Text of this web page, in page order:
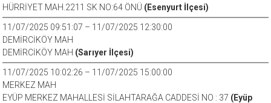
HÜRRİYET MAH.2211 SK NO:64 ÖNÜ (Esenyurt İlçesi)
11/07/2025 09:51:07 – 11/07/2025 12:30:00
DEMİRCİKÖY MAH
DEMİRCİKÖY MAH (Sarıyer İlçesi)
11/07/2025 10:02:26 – 11/07/2025 15:00:00
MERKEZ MAH
EYÜP MERKEZ MAHALLESİ SİLAHTARAĞA CADDESİ NO : 37 (Eyüp